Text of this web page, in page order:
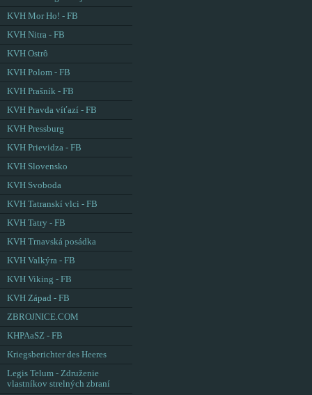
KVH Mor Ho! - FB
KVH Nitra - FB
KVH Ostrô
KVH Polom - FB
KVH Prašník - FB
KVH Pravda víťazí - FB
KVH Pressburg
KVH Prievidza - FB
KVH Slovensko
KVH Svoboda
KVH Tatranskí vlci - FB
KVH Tatry - FB
KVH Trnavská posádka
KVH Valkýra - FB
KVH Viking - FB
KVH Západ - FB
ZBROJNICE.COM
KHPAaSZ - FB
Kriegsberichter des Heeres
Legis Telum - Združenie
vlastníkov strelných zbraní